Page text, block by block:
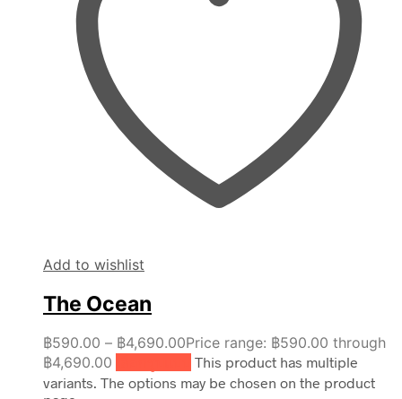
Add to wishlist
The Ocean
฿590.00 – ฿4,690.00Price range: ฿590.00 through
฿4,690.00
This product has multiple
variants. The options may be chosen on the product